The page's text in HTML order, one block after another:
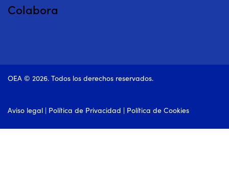
Colabora
OEA © 2026. Todos los derechos reservados.
Aviso legal | Política de Privacidad | Política de Cookies